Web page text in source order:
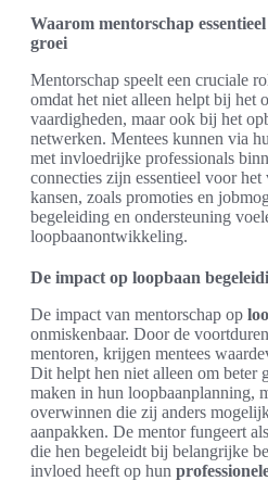
Waarom mentorschap
groei
Mentorschap speelt een cruciale
omdat het niet alleen helpt bij het
vaardigheden, maar ook bij het
netwerken. Mentees kunnen via
met invloedrijke professionals
connecties zijn essentieel voor
kansen, zoals promoties en
begeleiding en ondersteuning
loopbaanontwikkeling.
De impact op loopbaan
De impact van mentorschap op
onmiskenbaar. Door de
mentoren, krijgen mentees
Dit helpt hen niet alleen om beter
maken in hun loopbaanplanning,
overwinnen die zij anders
aanpakken. De mentor fungeert
die hen begeleidt bij belangrijke
invloed heeft op hun